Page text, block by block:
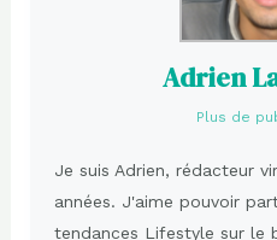
Adrien
Plus de
Je suis Adrien, rédacteur
années. J'aime pouvoir
tendances Lifestyle sur le